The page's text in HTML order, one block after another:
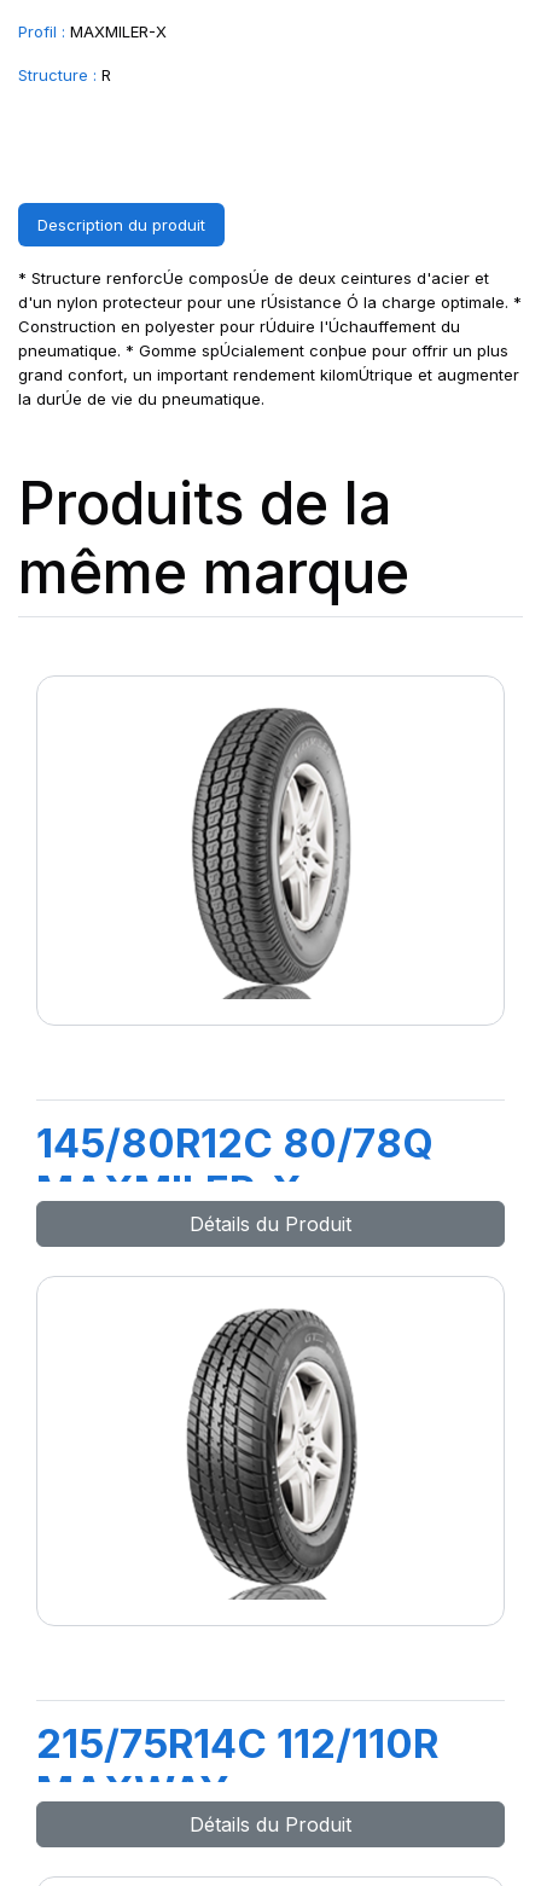
Profil : MAXMILER-X
Structure : R
Description du produit
* Structure renforcÚe composÚe de deux ceintures d'acier et
d'un nylon protecteur pour une rÚsistance Ó la charge optimale. *
Construction en polyester pour rÚduire l'Úchauffement du
pneumatique. * Gomme spÚcialement conþue pour offrir un plus
grand confort, un important rendement kilomÚtrique et augmenter
la durÚe de vie du pneumatique.
Produits de la
même marque
145/80R12C 80/78Q
MAXMILER-X
Détails du Produit
215/75R14C 112/110R
MAXWAY
Détails du Produit